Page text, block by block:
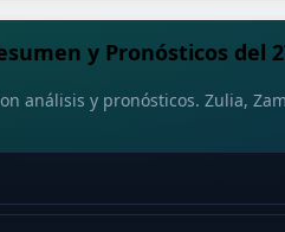
y Pronósticos del
análisis y pronósticos. Zulia,